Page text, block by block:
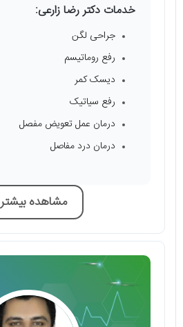
خدمات دکتر رضا زارعی:
جراحی لگن
رفع روماتیسم
دیسک کمر
رفع سیاتیک
درمان عمل تعویض مفصل
درمان درد مفاصل
مشاهده بیشتر